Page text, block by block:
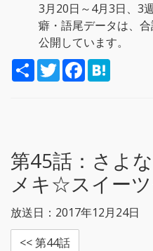
3月20日～4月3日、3
癖・語尾データは、
公開しています。
S
h
T
w
F
a
第45話： さよ
メキ☆スイーツ
放送日：2017年12月24日
<< 第44話